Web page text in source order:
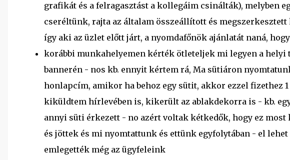
grafikát és a felragasztást a kollegáim csinálták), melyben
cseréltünk, rajta az általam összeállított és
így aki az üzlet előtt járt, a nyomdafőnök ajánlatát naná,
korábbi munkahelyemen kérték ötleteljek mi legyen a helyi
bannerén - nos kb. ennyit kértem rá, Ma sütiáron
honlapcím, amikor ha behoz egy sütit, akkor ezzel fizethez
kiküldtem hírlevében is, kikerült az ablakdekorra is - kb.
annyi süti érkezett - no azért voltak kétkedők, hogy ez
és jöttek és mi nyomtattunk és ettünk egyfolytában - el
emlegették még az ügyfeleink